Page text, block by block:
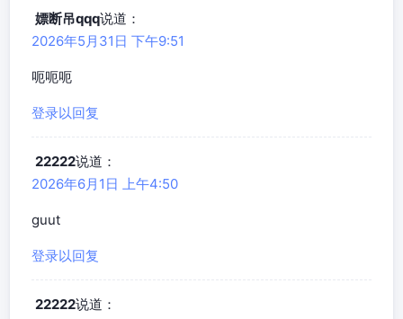
嫖断吊qqq说道：
2026年5月31日 下午9:51
呃呃呃
登录以回复
22222说道：
2026年6月1日 上午4:50
guut
登录以回复
22222说道：